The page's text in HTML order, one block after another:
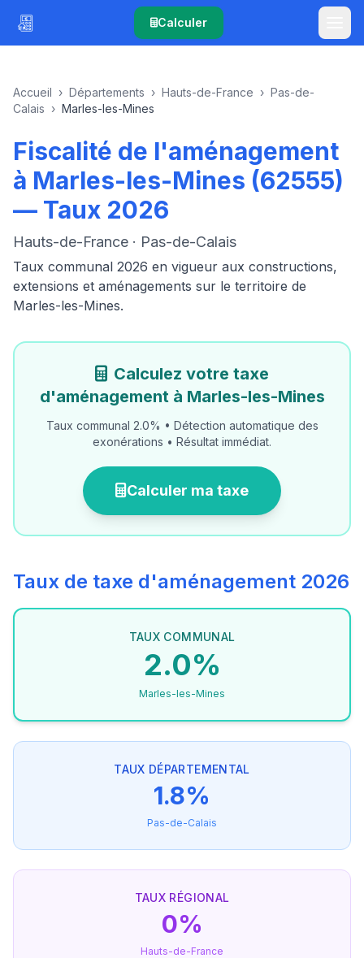
Calculer
Accueil › Départements › Hauts-de-France › Pas-de-
Calais › Marles-les-Mines
Fiscalité de l'aménagement
à Marles-les-Mines (62555)
— Taux 2026
Hauts-de-France · Pas-de-Calais
Taux communal 2026 en vigueur aux constructions,
extensions et aménagements sur le territoire de
Marles-les-Mines.
Calculez votre taxe
d'aménagement à Marles-les-Mines
Taux communal 2.0% • Détection automatique des
exonérations • Résultat immédiat.
Calculer ma taxe
Taux de taxe d'aménagement 2026
TAUX COMMUNAL
2.0%
Marles-les-Mines
TAUX DÉPARTEMENTAL
1.8%
Pas-de-Calais
TAUX RÉGIONAL
0%
Hauts-de-France